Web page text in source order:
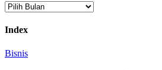
Arsip
Index
Bisnis